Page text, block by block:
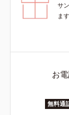
サ
ます
お
無料通